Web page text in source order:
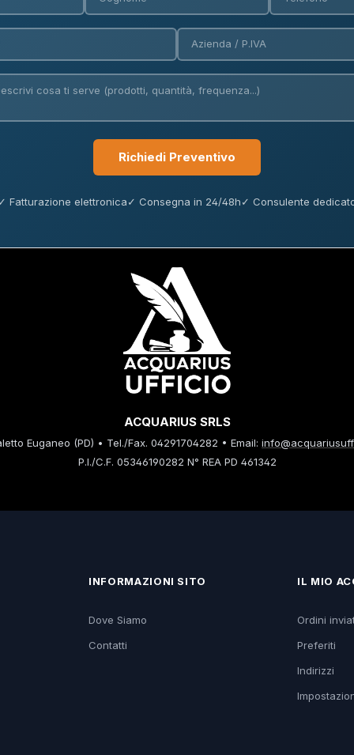
Richiedi Preventivo
✓ Fatturazione elettronica✓ Consegna in 24/48h✓ Consulente
ACQUARIUS SRLS
Euganeo (PD) • Tel./Fax. 04291704282 • Email:
P.I./C.F. 05346190282 N° REA PD 461342
INFORMAZIONI SITO
Dove Siamo
Contatti
IL MIO
Ordini
Preferiti
Indirizzi